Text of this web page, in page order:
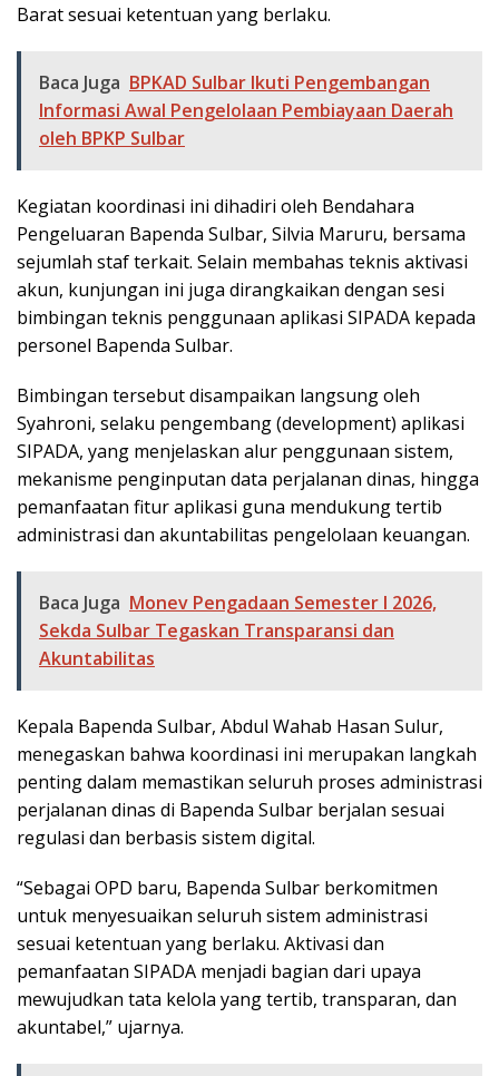
Barat sesuai ketentuan yang berlaku.
Baca Juga BPKAD Sulbar Ikuti Pengembangan
Informasi Awal Pengelolaan Pembiayaan Daerah
oleh BPKP Sulbar
Kegiatan koordinasi ini dihadiri oleh Bendahara
Pengeluaran Bapenda Sulbar, Silvia Maruru, bersama
sejumlah staf terkait. Selain membahas teknis aktivasi
akun, kunjungan ini juga dirangkaikan dengan sesi
bimbingan teknis penggunaan aplikasi SIPADA kepada
personel Bapenda Sulbar.
Bimbingan tersebut disampaikan langsung oleh
Syahroni, selaku pengembang (development) aplikasi
SIPADA, yang menjelaskan alur penggunaan sistem,
mekanisme penginputan data perjalanan dinas, hingga
pemanfaatan fitur aplikasi guna mendukung tertib
administrasi dan akuntabilitas pengelolaan keuangan.
Baca Juga Monev Pengadaan Semester I 2026,
Sekda Sulbar Tegaskan Transparansi dan
Akuntabilitas
Kepala Bapenda Sulbar, Abdul Wahab Hasan Sulur,
menegaskan bahwa koordinasi ini merupakan langkah
penting dalam memastikan seluruh proses administrasi
perjalanan dinas di Bapenda Sulbar berjalan sesuai
regulasi dan berbasis sistem digital.
“Sebagai OPD baru, Bapenda Sulbar berkomitmen
untuk menyesuaikan seluruh sistem administrasi
sesuai ketentuan yang berlaku. Aktivasi dan
pemanfaatan SIPADA menjadi bagian dari upaya
mewujudkan tata kelola yang tertib, transparan, dan
akuntabel,” ujarnya.